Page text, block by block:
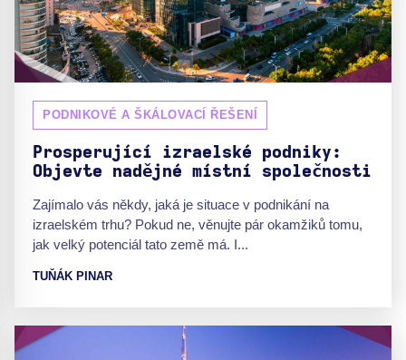
PODNIKOVÉ A ŠKÁLOVACÍ ŘEŠENÍ
Prosperující izraelské podniky:
Objevte nadějné místní společnosti
Zajímalo vás někdy, jaká je situace v podnikání na
izraelském trhu? Pokud ne, věnujte pár okamžiků tomu,
jak velký potenciál tato země má. I...
TUŇÁK PINAR